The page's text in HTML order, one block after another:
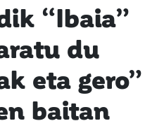
“Ibaia”
du
eta gero”
baitan